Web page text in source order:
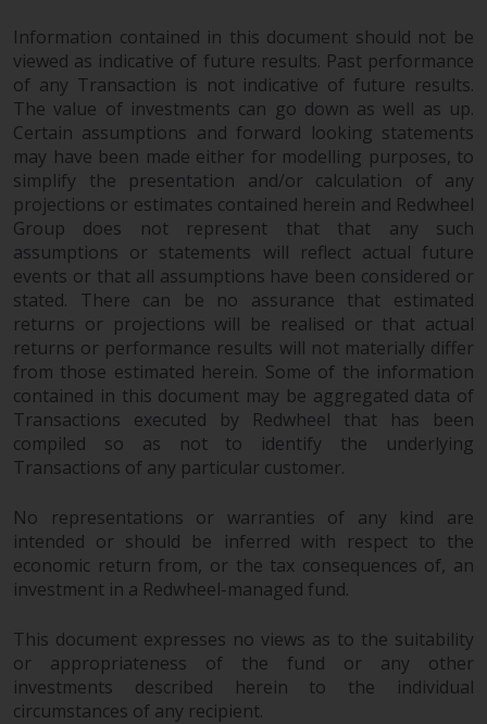
Information contained in this document should not be
viewed as indicative of future results. Past performance
of any Transaction is not indicative of future results.
The value of investments can go down as well as up.
Certain assumptions and forward looking statements
may have been made either for modelling purposes, to
simplify the presentation and/or calculation of any
projections or estimates contained herein and Redwheel
Group does not represent that that any such
assumptions or statements will reflect actual future
events or that all assumptions have been considered or
stated. There can be no assurance that estimated
returns or projections will be realised or that actual
returns or performance results will not materially differ
from those estimated herein. Some of the information
contained in this document may be aggregated data of
Transactions executed by Redwheel that has been
compiled so as not to identify the underlying
Transactions of any particular customer.
No representations or warranties of any kind are
intended or should be inferred with respect to the
economic return from, or the tax consequences of, an
investment in a Redwheel-managed fund.
This document expresses no views as to the suitability
or appropriateness of the fund or any other
investments described herein to the individual
circumstances of any recipient.